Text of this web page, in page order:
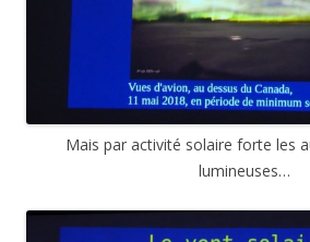
Mais par activité solaire forte les
lumineuses…